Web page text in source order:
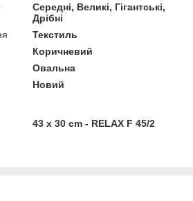
Середні, Великі, Гігантські,
Дрібні
Текстиль
Коричневий
Овальна
Новий
43 x 30 cm - RELAX F 45/2